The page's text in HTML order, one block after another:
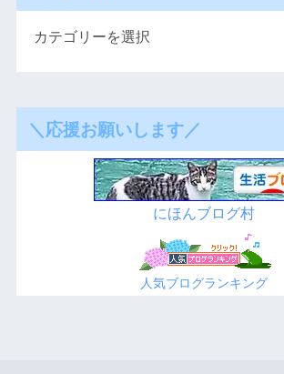
＼応援お願いします／
にほんブログ村
人気ブログランキング